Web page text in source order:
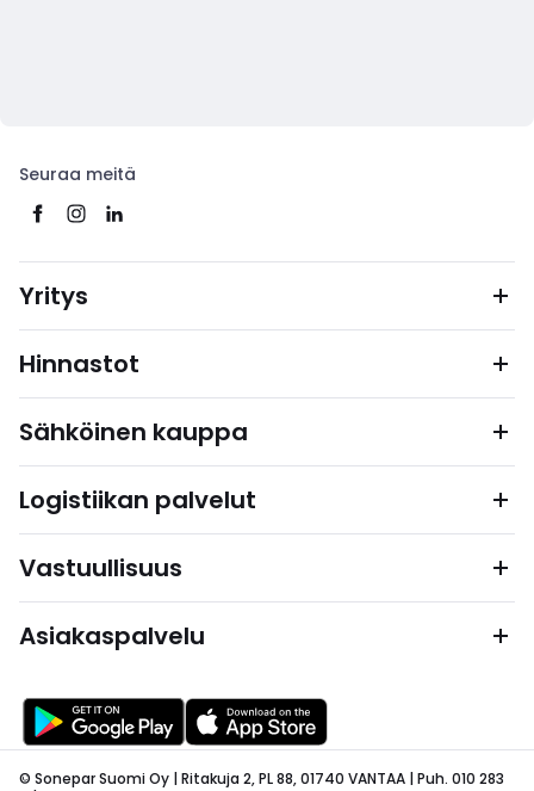
Seuraa meitä
Yritys
Hinnastot
Sähköinen kauppa
Logistiikan palvelut
Vastuullisuus
Asiakaspalvelu
© Sonepar Suomi Oy | Ritakuja 2, PL 88, 01740 VANTAA | Puh. 010 283